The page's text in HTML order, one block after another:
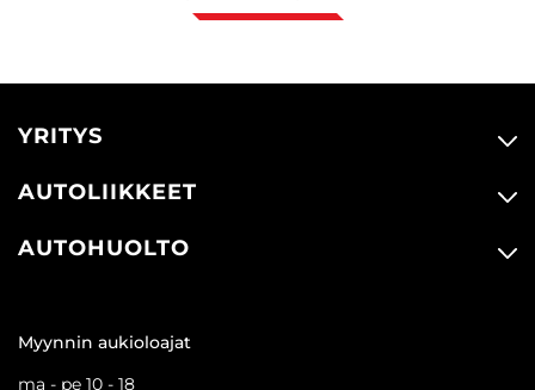
YRITYS
AUTOLIIKKEET
AUTOHUOLTO
Myynnin aukioloajat
ma - pe 10 - 18